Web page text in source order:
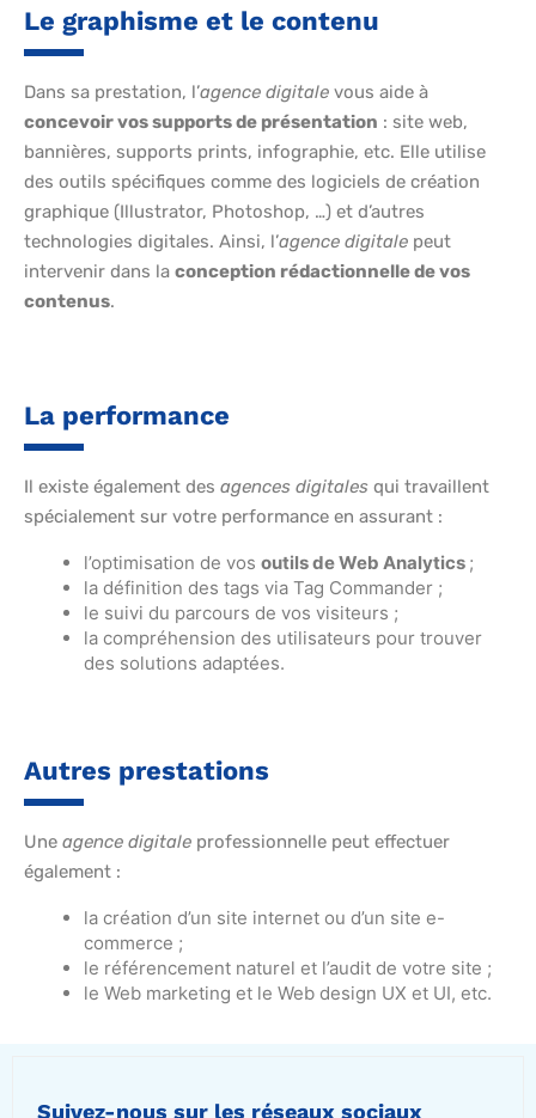
Le graphisme et le contenu
Dans sa prestation, l’agence digitale vous aide à
concevoir vos supports de présentation : site web,
bannières, supports prints, infographie, etc. Elle utilise
des outils spécifiques comme des logiciels de création
graphique (Illustrator, Photoshop, …) et d’autres
technologies digitales. Ainsi, l’agence digitale peut
intervenir dans la conception rédactionnelle de vos
contenus.
La performance
Il existe également des agences digitales qui travaillent
spécialement sur votre performance en assurant :
l’optimisation de vos outils de Web Analytics ;
la définition des tags via Tag Commander ;
le suivi du parcours de vos visiteurs ;
la compréhension des utilisateurs pour trouver
des solutions adaptées.
Autres prestations
Une agence digitale professionnelle peut effectuer
également :
la création d’un site internet ou d’un site e-
commerce ;
le référencement naturel et l’audit de votre site ;
le Web marketing et le Web design UX et UI, etc.
Suivez-nous sur les réseaux sociaux